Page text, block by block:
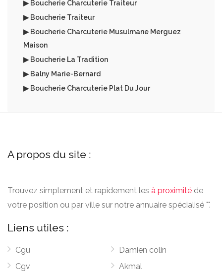
▶ Boucherie Charcuterie Traiteur
▶ Boucherie Traiteur
▶ Boucherie Charcuterie Musulmane Merguez
Maison
▶ Boucherie La Tradition
▶ Balny Marie-Bernard
▶ Boucherie Charcuterie Plat Du Jour
A propos du site :
Trouvez simplement et rapidement les à proximité de
votre position ou par ville sur notre annuaire spécialisé "".
Liens utiles :
Cgu
Cgv
Damien colin
Akmal